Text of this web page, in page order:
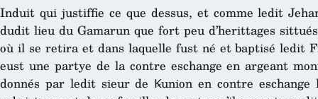
Induit qui justiffie ce que dessus, et comme ledit
dudit lieu du Gamarun que fort peu d’herittages
où il se retira et dans laquelle fust né et baptisé ledit
eust une partye de la contre eschange en argeant
donnés par ledit sieur de Ꝃunion en contre